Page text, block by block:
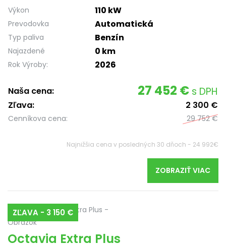
Výkon 110 kW
Prevodovka Automatická
Typ paliva Benzín
Najazdené 0 km
Rok Výroby: 2026
Naša cena: 27 452 € s DPH
Zľava: 2 300 €
Cenníkova cena: 29 752 €
Najnižšia cena v posledných 30 dňoch - 24 992€
ZOBRAZIŤ VIAC
ZĽAVA - 3 150 €
Octavia Extra Plus